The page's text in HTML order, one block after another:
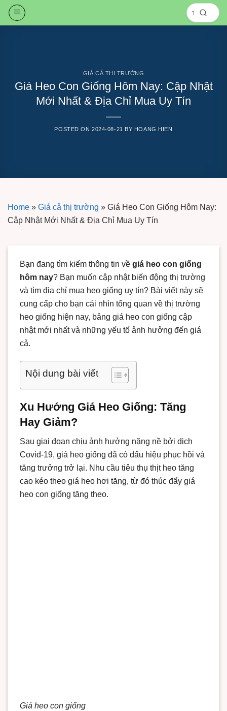
Skip
GIÁ CẢ THỊ TRƯỜNG
Giá Heo Con Giống Hôm Nay: Cập Nhật
Mới Nhất & Địa Chỉ Mua Uy Tín
POSTED ON2024-08-21 BY HOANG HIEN
Home » Giá cả thị trường » Giá Heo Con Giống Hôm Nay:
Cập Nhật Mới Nhất & Địa Chỉ Mua Uy Tín
Bạn đang tìm kiếm thông tin về giá heo con giống
hôm nay? Bạn muốn cập nhật biến động thị trường
và tìm địa chỉ mua heo giống uy tín? Bài viết này sẽ
cung cấp cho bạn cái nhìn tổng quan về thị trường
heo giống hiện nay, bảng giá heo con giống cập
nhật mới nhất và những yếu tố ảnh hưởng đến giá
cả.
Nội dung bài viết
Xu Hướng Giá Heo Giống: Tăng
Hay Giảm?
Sau giai đoạn chịu ảnh hưởng nặng nề bởi dịch
Covid-19, giá heo giống đã có dấu hiệu phục hồi và
tăng trưởng trở lại. Nhu cầu tiêu thụ thịt heo tăng
cao kéo theo giá heo hơi tăng, từ đó thúc đẩy giá
heo con giống tăng theo.
Giá heo con giống